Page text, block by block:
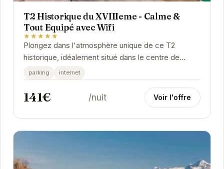
T2 Historique du XVIIIeme - Calme &
Tout Equipé avec Wifi
★★★★★
Plongez dans l'atmosphère unique de ce T2
historique, idéalement situé dans le centre de
Grenoble. Profitez du calme et du confort moderne
de cet...
parking internet
141€ /nuit Voir l'offre